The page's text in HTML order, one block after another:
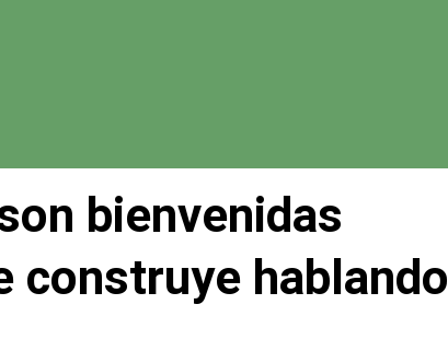
bienvenidas
construye hablando